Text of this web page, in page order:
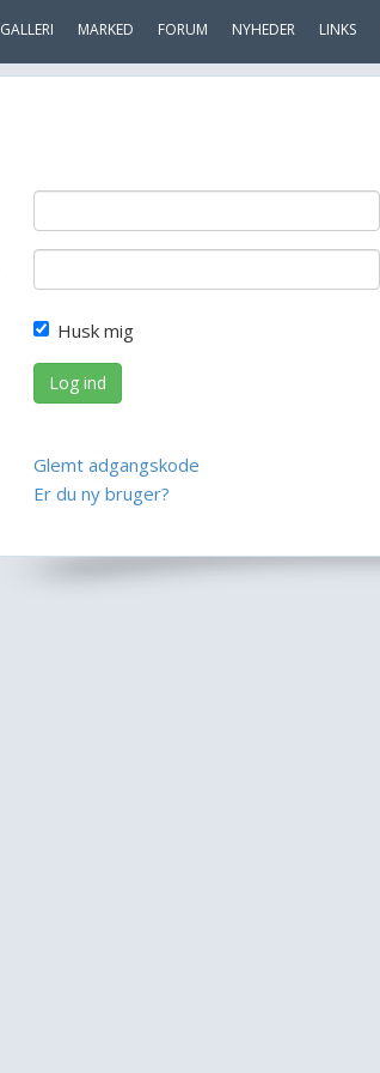
GALLERI MARKED FORUM NYHEDER LINKS
Husk mig
Log ind
Glemt adgangskode
Er du ny bruger?